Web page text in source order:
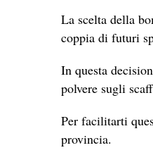
La scelta della
coppia di futuri
In questa
polvere sugli
Per facilitarti
provincia.